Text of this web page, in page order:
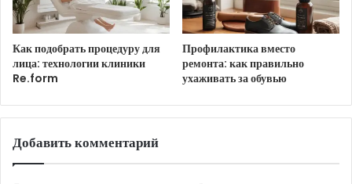
Ссылка на изображение:
Чмок тебя!
HTML-код для вставки на сайт и блог:
Как подобрать процедуру для
лица: технологии клиники
Re.form
Профилактика вместо
ремонта: как правильно
ухаживать за обувью
Добавить комментарий